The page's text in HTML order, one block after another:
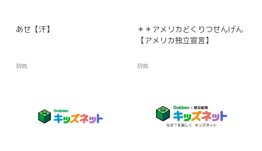
あせ【汗】
辞典
＊＊アメリカどくりつせんげん
【アメリカ独立宣言】
辞典